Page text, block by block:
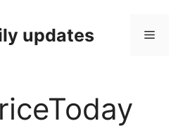
updates Menu